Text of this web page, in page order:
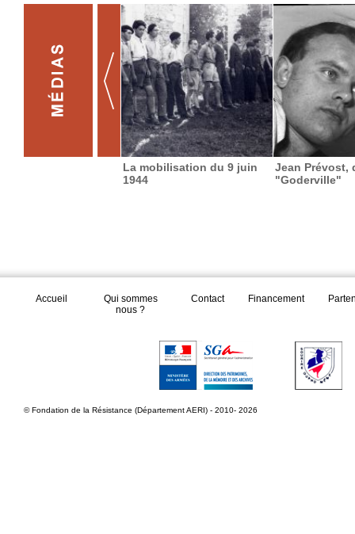
La mobilisation du 9 juin
1944
Jean Prévost,
"Goderville"
Accueil
Qui sommes
nous ?
Contact Financement
© Fondation de la Résistance (Département AERI) - 2010- 2026